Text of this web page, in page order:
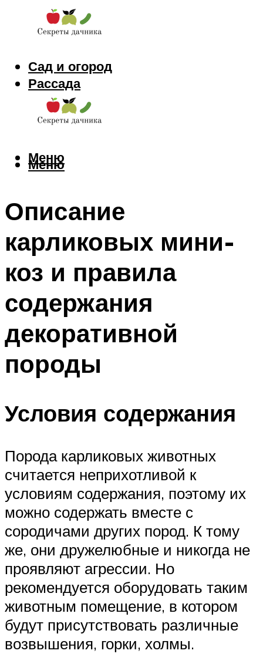
Сад и огород
Рассада
Цветы
Заготовки
Меню
Меню
Описание
карликовых мини-
коз и правила
содержания
декоративной
породы
Условия содержания
Порода карликовых животных
считается неприхотливой к
условиям содержания, поэтому их
можно содержать вместе с
сородичами других пород. К тому
же, они дружелюбные и никогда не
проявляют агрессии. Но
рекомендуется оборудовать таким
животным помещение, в котором
будут присутствовать различные
возвышения, горки, холмы.